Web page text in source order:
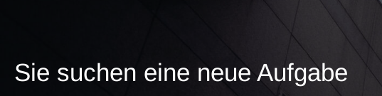
Sie suchen eine neue Aufgabe